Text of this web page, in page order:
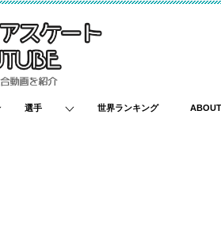
選手 世界ランキング